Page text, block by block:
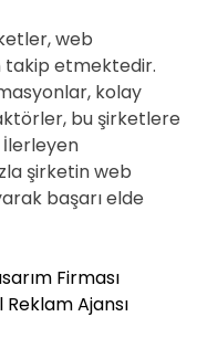
web
takip etmektedir.
kolay
bu şirketlere
şirketin web
başarı elde
Firması
Ajansı